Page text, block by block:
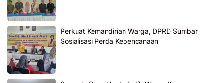
Perkuat Kemandirian Warga, DPRD Sumbar
Sosialisasi Perda Kebencanaan